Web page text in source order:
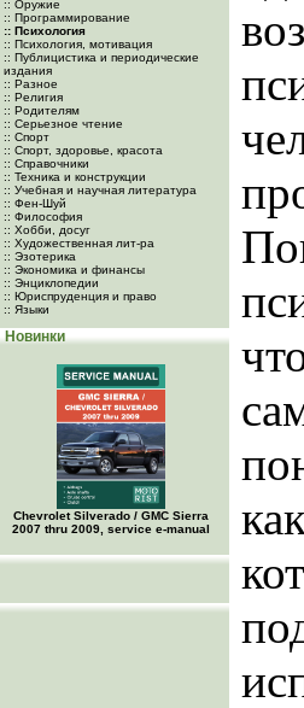
:: Оружие
:: Программирование
:: Психология
:: Психология, мотивация
:: Публицистика и периодические
издания
:: Разное
:: Религия
:: Родителям
:: Серьезное чтение
:: Спорт
:: Спорт, здоровье, красота
:: Справочники
:: Техника и конструкции
:: Учебная и научная литература
:: Фен-Шуй
:: Философия
:: Хобби, досуг
:: Художественная лит-ра
:: Эзотерика
:: Экономика и финансы
:: Энциклопедии
:: Юриспруденция и право
:: Языки
Новинки
Chevrolet Silverado / GMC Sierra
2007 thru 2009, service e-manual